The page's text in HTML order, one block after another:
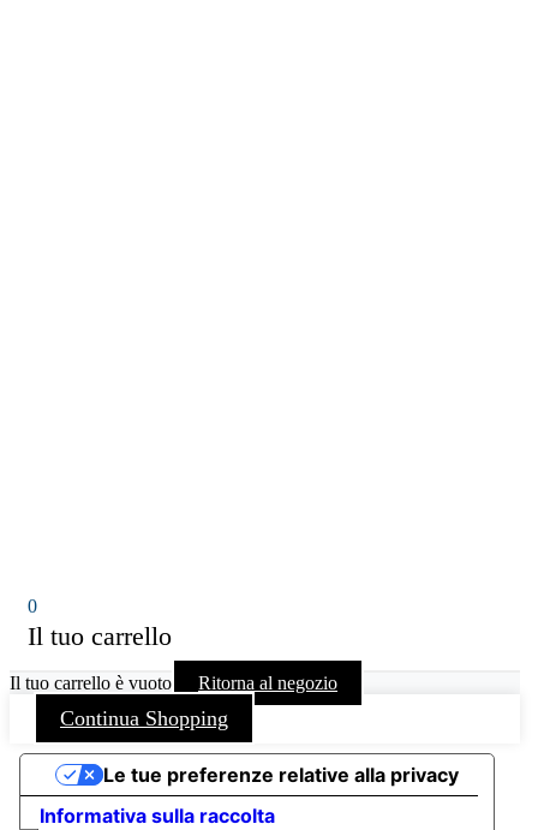
0
Il tuo carrello
Il tuo carrello è vuoto Ritorna al negozio
Continua Shopping
Informativa sulla raccolta
Le tue preferenze relative alla privacy